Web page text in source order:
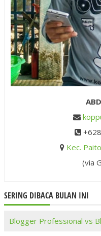
Kec.
(via
SERING DIBACA BULAN INI
Blogger Professional vs